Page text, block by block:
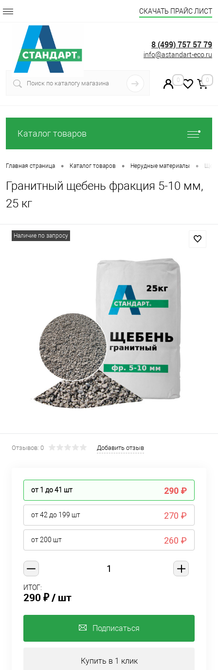
СКАЧАТЬ ПРАЙС ЛИСТ
8 (499) 757 57 79
info@astandart-eco.ru
0 0
Каталог товаров
Главная страница • Каталог товаров • Нерудные материалы •
Гранитный щебень фракция 5-10 мм,
25 кг
Наличие по запросу
Отзывов: 0 Добавить отзыв
от 1 до 41 шт 290 ₽
от 42 до 199 шт 270 ₽
от 200 шт 260 ₽
ИТОГ:
290 ₽/ шт
Подписаться
Купить в 1 клик